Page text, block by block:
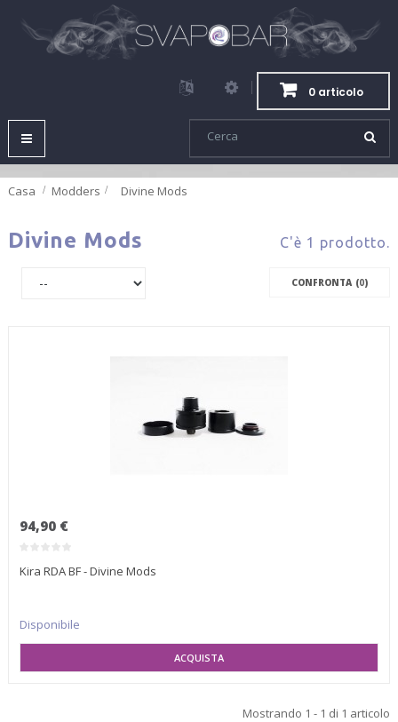
0 articolo
Navigazione
Toggle
Casa Modders > Divine Mods
Divine Mods C'è 1 prodotto.
CONFRONTA (0)
94,90 €
Kira RDA BF - Divine Mods
Disponibile
Mostrando 1 - 1 di 1 articolo